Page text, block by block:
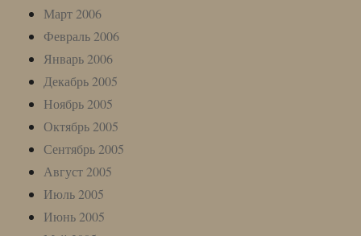
Март 2006
Февраль 2006
Январь 2006
Декабрь 2005
Ноябрь 2005
Октябрь 2005
Сентябрь 2005
Август 2005
Июль 2005
Июнь 2005